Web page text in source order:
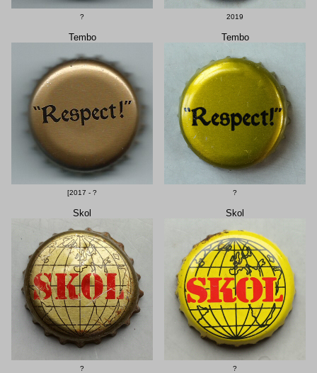
? 2019
Tembo
[2017 - ?
Tembo
?
Skol
?
Skol
?